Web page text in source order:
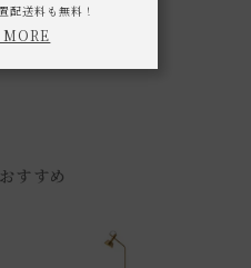
のお買い上げで
こともございます。ご了承
すすめ
配送料も無料！